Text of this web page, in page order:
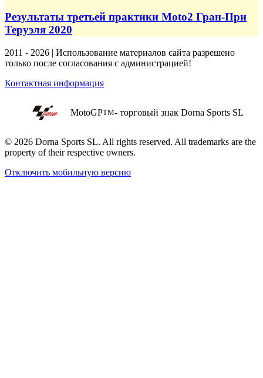
Результаты третьей практики Moto2 Гран-При
Теруэля 2020
2011 - 2026 | Использование материалов сайта разрешено
только после согласования с администрацией!
Контактная информация
MotoGPTM- торговый знак Dorna Sports SL
© 2026 Dorna Sports SL. All rights reserved. All trademarks are the
property of their respective owners.
Отключить мобильную версию